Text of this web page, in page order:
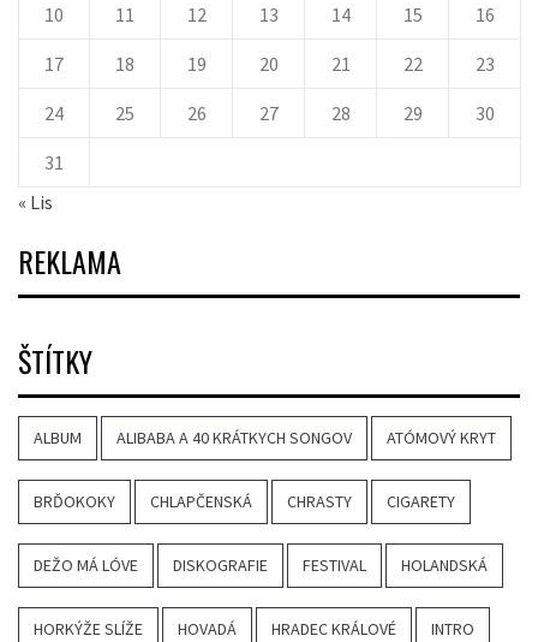
10 11 12 13 14 15 16
17 18 19 20 21 22 23
24 25 26 27 28 29 30
31
« Lis
REKLAMA
ŠTÍTKY
ALBUM ALIBABA A 40 KRÁTKYCH SONGOV ATÓMOVÝ KRYT
BRĎOKOKY CHLAPČENSKÁ CHRASTY CIGARETY
DEŽO MÁ LÓVE DISKOGRAFIE FESTIVAL HOLANDSKÁ
HORKÝŽE SLÍŽE HOVADÁ HRADEC KRÁLOVÉ INTRO